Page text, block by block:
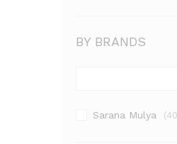
BY BRANDS
Sarana Mulya